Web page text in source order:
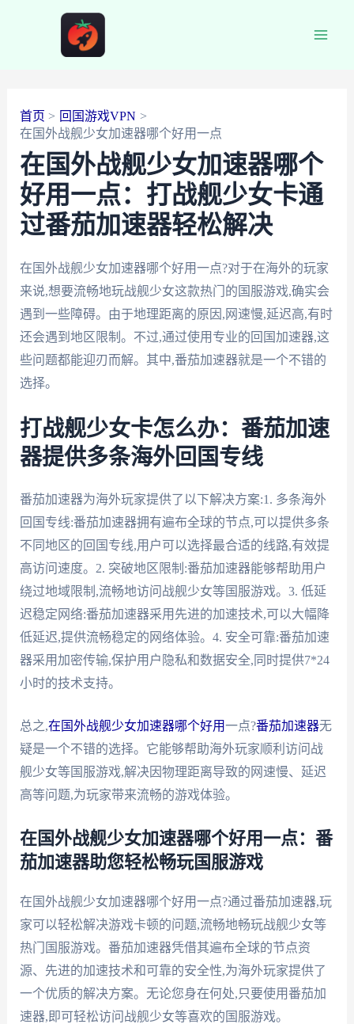
首页
回国游戏VPN
在国外战舰少女加速器哪个好用一点
在国外战舰少女加速器哪个
好用一点：打战舰少女卡通
过番茄加速器轻松解决
在国外战舰少女加速器哪个好用一点?对于在海外的玩家
来说,想要流畅地玩战舰少女这款热门的国服游戏,确实会
遇到一些障碍。由于地理距离的原因,网速慢,延迟高,有时
还会遇到地区限制。不过,通过使用专业的回国加速器,这
些问题都能迎刃而解。其中,番茄加速器就是一个不错的
选择。
打战舰少女卡怎么办：番茄加速
器提供多条海外回国专线
番茄加速器为海外玩家提供了以下解决方案:1. 多条海外
回国专线:番茄加速器拥有遍布全球的节点,可以提供多条
不同地区的回国专线,用户可以选择最合适的线路,有效提
高访问速度。2. 突破地区限制:番茄加速器能够帮助用户
绕过地域限制,流畅地访问战舰少女等国服游戏。3. 低延
迟稳定网络:番茄加速器采用先进的加速技术,可以大幅降
低延迟,提供流畅稳定的网络体验。4. 安全可靠:番茄加速
器采用加密传输,保护用户隐私和数据安全,同时提供7*24
小时的技术支持。
总之,在国外战舰少女加速器哪个好用一点?番茄加速器无
疑是一个不错的选择。它能够帮助海外玩家顺利访问战
舰少女等国服游戏,解决因物理距离导致的网速慢、延迟
高等问题,为玩家带来流畅的游戏体验。
在国外战舰少女加速器哪个好用一点：番
茄加速器助您轻松畅玩国服游戏
在国外战舰少女加速器哪个好用一点?通过番茄加速器,玩
家可以轻松解决游戏卡顿的问题,流畅地畅玩战舰少女等
热门国服游戏。番茄加速器凭借其遍布全球的节点资
源、先进的加速技术和可靠的安全性,为海外玩家提供了
一个优质的解决方案。无论您身在何处,只要使用番茄加
速器,即可轻松访问战舰少女等喜欢的国服游戏。